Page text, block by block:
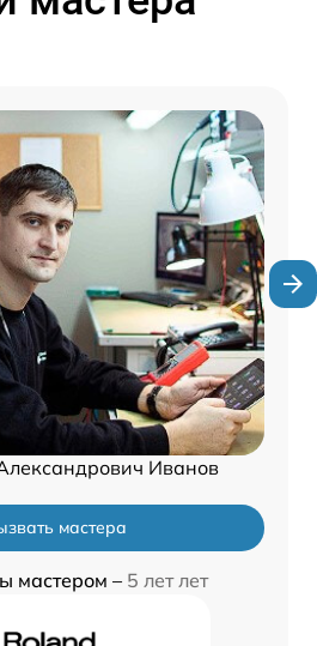
Иванов
мастера
мастером – 5 лет лет